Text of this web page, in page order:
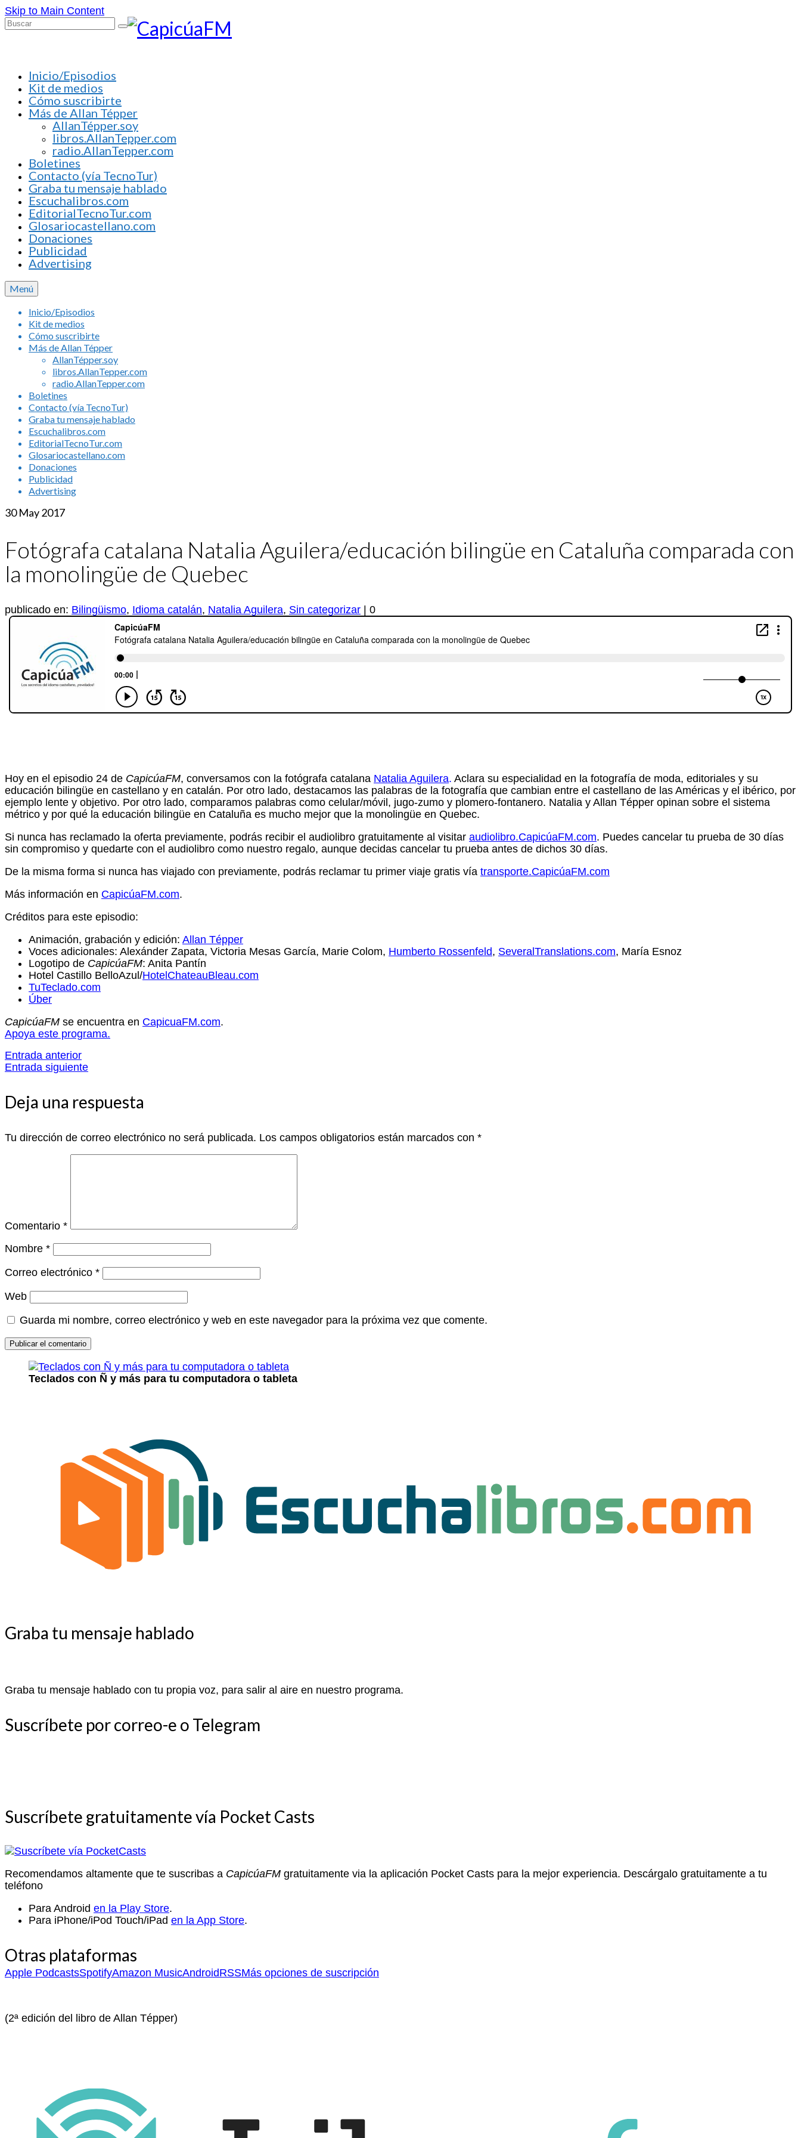
Skip to Main Content
Buscar
Inicio/Episodios
Kit de medios
Cómo suscribirte
Más de Allan Tépper
AllanTépper.soy
libros.AllanTepper.com
radio.AllanTepper.com
Boletines
Contacto (vía TecnoTur)
Graba tu mensaje hablado
Escuchalibros.com
EditorialTecnoTur.com
Glosariocastellano.com
Donaciones
Publicidad
Advertising
Menú
Inicio/Episodios
Kit de medios
Cómo suscribirte
Más de Allan Tépper
AllanTépper.soy
libros.AllanTepper.com
radio.AllanTepper.com
Boletines
Contacto (vía TecnoTur)
Graba tu mensaje hablado
Escuchalibros.com
EditorialTecnoTur.com
Glosariocastellano.com
Donaciones
Publicidad
Advertising
30May 2017
Fotógrafa catalana Natalia Aguilera/educación bilingüe en Cataluña comparada con
la monolingüe de Quebec
publicado en: Bilingüismo, Idioma catalán, Natalia Aguilera, Sin categorizar 0
Hoy en el episodio 24 de CapicúaFM, conversamos con la fotógrafa catalana Natalia Aguilera. Aclara su especialidad en la fotografía de moda, editoriales y su
educación bilingüe en castellano y en catalán. Por otro lado, destacamos las palabras de la fotografía que cambian entre el castellano de las Américas y el ibérico, por
ejemplo lente y objetivo. Por otro lado, comparamos palabras como celular/móvil, jugo-zumo y plomero-fontanero. Natalia y Allan Tépper opinan sobre el sistema
métrico y por qué la educación bilingüe en Cataluña es mucho mejor que la monolingüe en Quebec.
Si nunca has reclamado la oferta previamente, podrás recibir el audiolibro gratuitamente al visitar audiolibro.CapicúaFM.com. Puedes cancelar tu prueba de 30 días
sin compromiso y quedarte con el audiolibro como nuestro regalo, aunque decidas cancelar tu prueba antes de dichos 30 días.
De la misma forma si nunca has viajado con previamente, podrás reclamar tu primer viaje gratis vía transporte.CapicúaFM.com
Más información en CapicúaFM.com.
Créditos para este episodio:
Animación, grabación y edición: Allan Tépper
Voces adicionales: Alexánder Zapata, Victoria Mesas García, Marie Colom, Humberto Rossenfeld, SeveralTranslations.com, María Esnoz
Logotipo de CapicúaFM: Anita Pantín
Hotel Castillo BelloAzul/HotelChateauBleau.com
TuTeclado.com
Úber
CapicúaFM se encuentra en CapicuaFM.com.
Apoya este programa.
Entrada anterior
Entrada siguiente
Deja una respuesta
Tu dirección de correo electrónico no será publicada. Los campos obligatorios están marcados con *
Comentario *
Nombre *
Correo electrónico *
Web
Guarda mi nombre, correo electrónico y web en este navegador para la próxima vez que comente.
Teclados con Ñ y más para tu computadora o tableta
Graba tu mensaje hablado
Graba tu mensaje hablado con tu propia voz, para salir al aire en nuestro programa.
Suscríbete por correo-e o Telegram
Suscríbete gratuitamente vía Pocket Casts
Recomendamos altamente que te suscribas a CapicúaFM gratuitamente via la aplicación Pocket Casts para la mejor experiencia. Descárgalo gratuitamente a tu
teléfono
Para Android en la Play Store.
Para iPhone/iPod Touch/iPad en la App Store.
Otras plataformas
Apple PodcastsSpotifyAmazon MusicAndroidRSSMás opciones de suscripción
(2ª edición del libro de Allan Tépper)